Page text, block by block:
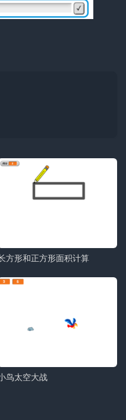
方形和正方形面积计算
鸟太空大战